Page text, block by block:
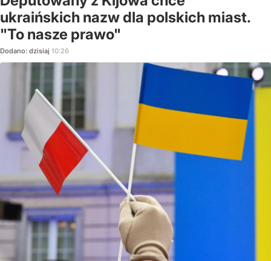
ukraińskich nazw dla polskich miast.
"To nasze prawo"
Dodano: dzisiaj 10:26